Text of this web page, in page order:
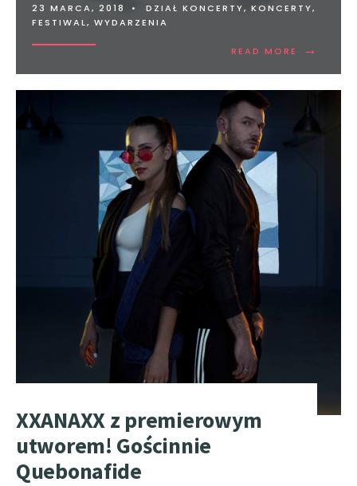
23 MARCA, 2018 • DZIAŁ KONCERTY, KONCERTY,
FESTIWAL, WYDARZENIA
READ MORE →
XXANAXX z premierowym
utworem! Gościnnie
Quebonafide